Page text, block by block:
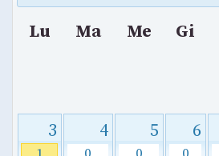
Lu Ma Me Gi
3 4 5 6